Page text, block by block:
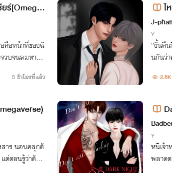
ร์[Omegav
อคือหน้าที่ของฉั
วบจนลมหายใ
5 ชั่วโมงที่แล้ว
ไ
J-
Y
“งั้นคื
นกันว่
2.8K
สาร นอนคลุกตั
ตอนรู้ว่าตัวเอ
ที่ผมไ
Y
หนีเจ้
พลาดต